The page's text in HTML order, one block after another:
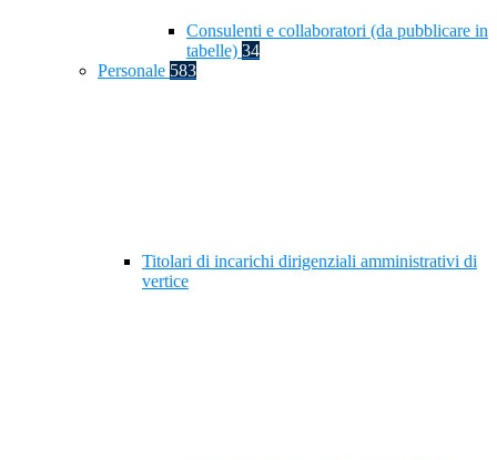
Consulenti e collaboratori (da pubblicare in
tabelle) 34
Personale 583
Titolari di incarichi dirigenziali amministrativi di
vertice